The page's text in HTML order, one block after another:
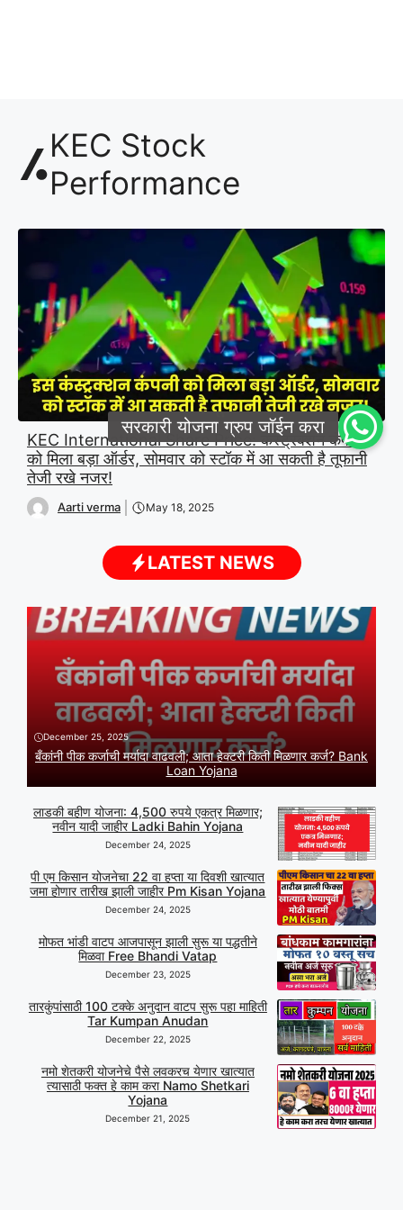
KEC Stock
Performance
KEC International Share Price: कंस्ट्रक्शन कंपनी
को मिला बड़ा ऑर्डर, सोमवार को स्टॉक में आ सकती है तूफानी
तेजी रखे नजर!
Aarti verma May 18, 2025
LATEST NEWS
December 25, 2025
बँकांनी पीक कर्जाची मर्यादा वाढवली; आता हेक्टरी किती मिळणार कर्ज? Bank
Loan Yojana
लाडकी बहीण योजना: 4,500 रुपये एकत्र मिळणार;
नवीन यादी जाहीर Ladki Bahin Yojana
December 24, 2025
पी एम किसान योजनेचा 22 वा हप्ता या दिवशी खात्यात
जमा होणार तारीख झाली जाहीर Pm Kisan Yojana
December 24, 2025
मोफत भांडी वाटप आजपासून झाली सुरू या पद्धतीने
मिळवा Free Bhandi Vatap
December 23, 2025
तारकुंपांसाठी 100 टक्के अनुदान वाटप सुरू पहा माहिती
Tar Kumpan Anudan
December 22, 2025
नमो शेतकरी योजनेचे पैसे लवकरच येणार खात्यात
त्यासाठी फक्त हे काम करा Namo Shetkari
Yojana
December 21, 2025